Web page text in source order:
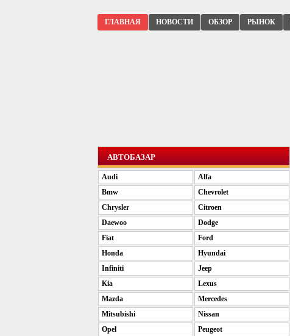
ГЛАВНАЯ НОВОСТИ ОБЗОР РЫНОК
АВТОБАЗАР
Audi
Alfa
Bmw
Chevrolet
Chrysler
Citroen
Daewoo
Dodge
Fiat
Ford
Honda
Hyundai
Infiniti
Jeep
Kia
Lexus
Mazda
Mercedes
Mitsubishi
Nissan
Opel
Peugeot